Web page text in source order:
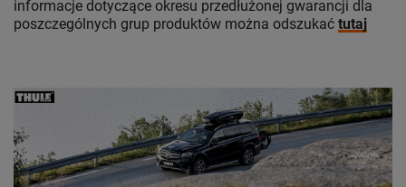
informacje dotyczące okresu przedłużonej gwarancji dla
poszczególnych grup produktów można odszukać tutaj